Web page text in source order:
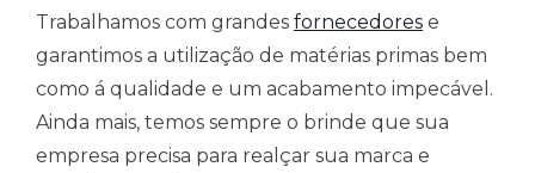
Trabalhamos com grandes fornecedores e
garantimos a utilização de matérias primas bem
como á qualidade e um acabamento impecável.
Ainda mais, temos sempre o brinde que sua
empresa precisa para realçar sua marca e